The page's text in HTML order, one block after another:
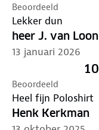
Beoordeeld
Lekker dun
heer J. van Loon
13 januari 2026
10
Beoordeeld
Heel fijn Poloshirt
Henk Kerkman